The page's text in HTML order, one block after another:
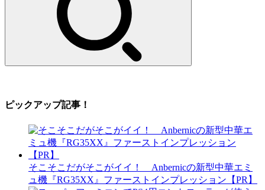
ピックアップ記事！
そこそこだがそこがイイ！ Anbernicの新型中華エミ
ュ機『RG35XX』ファーストインプレッション【PR】